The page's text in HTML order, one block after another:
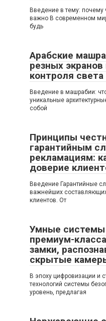
Введение в тему:
важно В современном
будь
Арабские
резных
контроля
Введение в машрабии:
уникальные
собой
Принципы
гарантийным
рекламациям:
доверие
Введение Гарантийные
важнейших
клиентов. От
Умные системы
премиум-
замки,
скрытые
В эпоху цифровизации и
технологий системы
уровень, предлагая